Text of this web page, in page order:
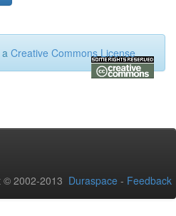
Creative Commons License
© 2002-2013 Duraspace - Feedback